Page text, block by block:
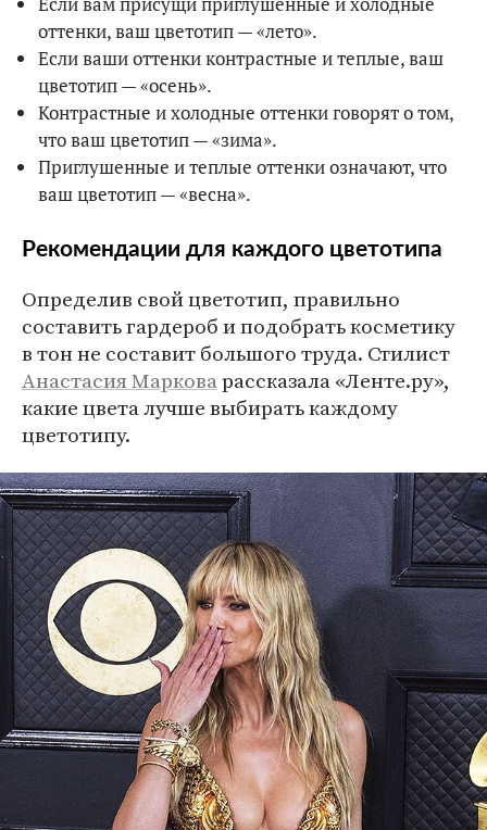
оттенки, ваш цветотип — «лето».
Если ваши оттенки контрастные и теплые, ваш
цветотип — «осень».
Контрастные и холодные оттенки говорят о том,
что ваш цветотип — «зима».
Приглушенные и теплые оттенки означают, что
ваш цветотип — «весна».
Рекомендации для каждого цветотипа
Определив свой цветотип, правильно
составить гардероб и подобрать косметику
в тон не составит большого труда. Стилист
Анастасия Марковарассказала «Ленте.ру»,
какие цвета лучше выбирать каждому
цветотипу.